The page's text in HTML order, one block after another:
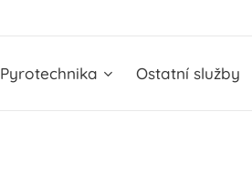
Pyrotechnika Ostatní služby